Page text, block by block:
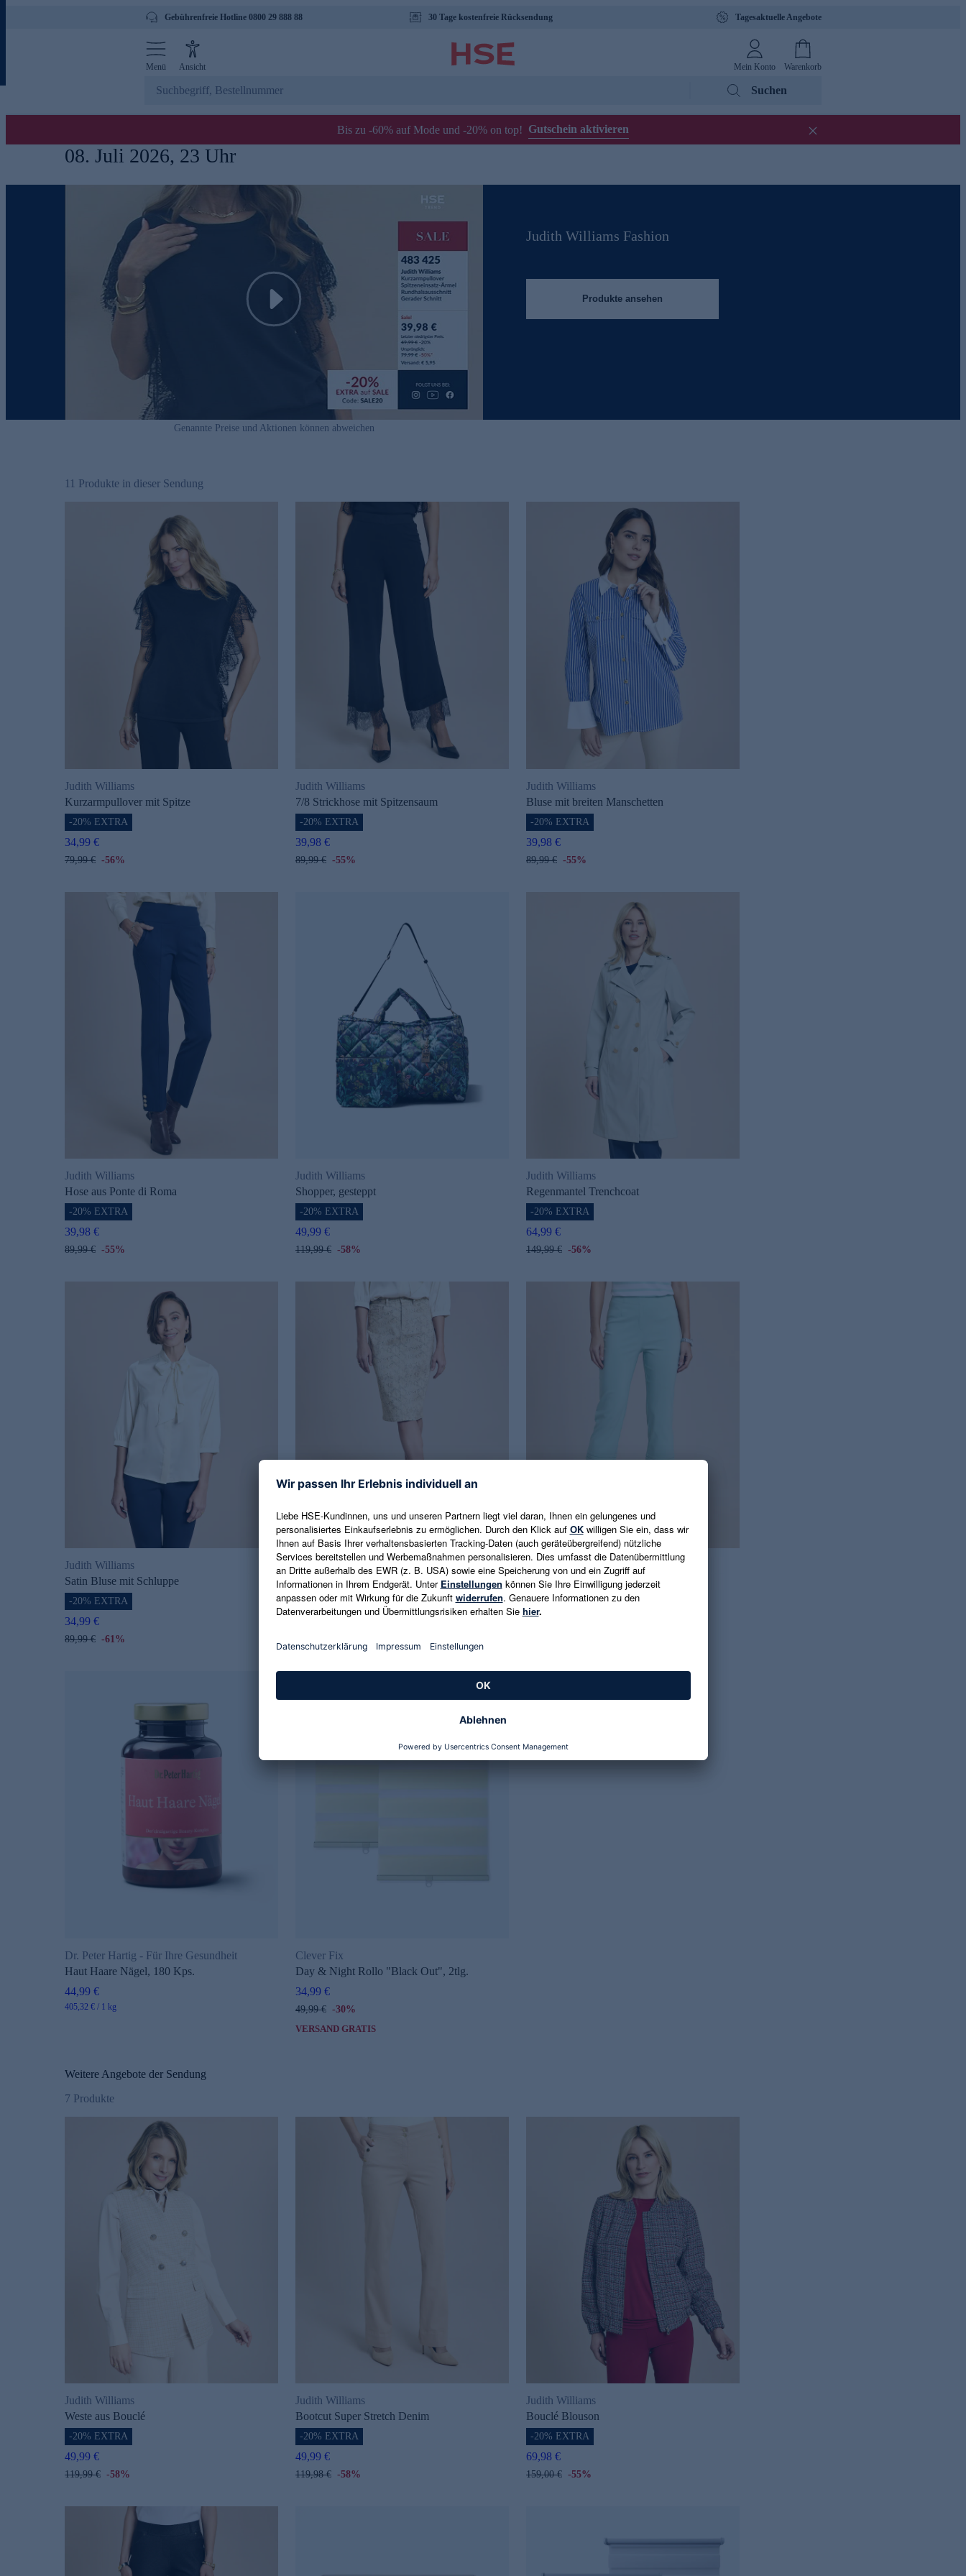
Gebührenfreie Hotline 0800 29 888 88 30 Tage kostenfreie Rücksendung Tagesaktuelle Angebote
Menü Ansicht Mein Konto Warenkorb
Suchen
Bis zu -60% auf Mode und -20% on top! Gutschein aktivieren
08. Juli 2026, 23 Uhr
Play
Judith Williams Fashion
Produkte ansehen
Genannte Preise und Aktionen können abweichen
11 Produkte in dieser Sendung
Judith Williams
Kurzarmpullover mit Spitze
-20% EXTRA
34,99 €
79,99 € -56%
Judith Williams
7/8 Strickhose mit Spitzensaum
-20% EXTRA
39,98 €
89,99 € -55%
Judith Williams
Bluse mit breiten Manschetten
-20% EXTRA
39,98 €
89,99 € -55%
Judith Williams
Hose aus Ponte di Roma
-20% EXTRA
39,98 €
89,99 € -55%
Judith Williams
Shopper, gesteppt
-20% EXTRA
49,99 €
119,99 € -58%
Judith Williams
Regenmantel Trenchcoat
-20% EXTRA
64,99 €
149,99 € -56%
Judith Williams
Satin Bluse mit Schluppe
-20% EXTRA
34,99 €
89,99 € -61%
Judith Williams
Denim Rock mit Snake Print
-20% EXTRA
Schlupfhose 7/8 Länge
-20% EXTRA
Dr. Peter Hartig - Für Ihre Gesundheit
Haut Haare Nägel, 180 Kps.
44,99 €
405,32 € / 1 kg
Clever Fix
Day & Night Rollo "Black Out", 2tlg.
34,99 €
49,99 € -30%
VERSAND GRATIS
Weitere Angebote der Sendung
7 Produkte
Judith Williams
Weste aus Bouclé
-20% EXTRA
49,99 €
119,99 € -58%
Judith Williams
Bootcut Super Stretch Denim
-20% EXTRA
49,99 €
119,98 € -58%
Judith Williams
Bouclé Blouson
-20% EXTRA
69,98 €
159,00 € -55%